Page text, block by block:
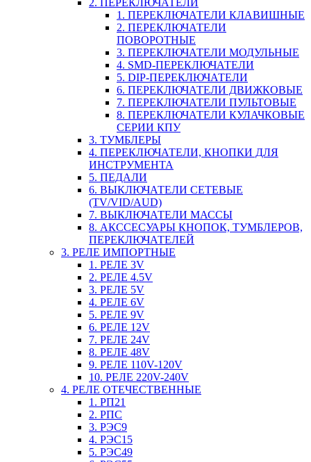
2. ПЕРЕКЛЮЧАТЕЛИ
1. ПЕРЕКЛЮЧАТЕЛИ КЛАВИШНЫЕ
2. ПЕРЕКЛЮЧАТЕЛИ
ПОВОРОТНЫЕ
3. ПЕРЕКЛЮЧАТЕЛИ МОДУЛЬНЫЕ
4. SMD-ПЕРЕКЛЮЧАТЕЛИ
5. DIP-ПЕРЕКЛЮЧАТЕЛИ
6. ПЕРЕКЛЮЧАТЕЛИ ДВИЖКОВЫЕ
7. ПЕРЕКЛЮЧАТЕЛИ ПУЛЬТОВЫЕ
8. ПЕРЕКЛЮЧАТЕЛИ КУЛАЧКОВЫЕ
СЕРИИ КПУ
3. ТУМБЛЕРЫ
4. ПЕРЕКЛЮЧАТЕЛИ, КНОПКИ ДЛЯ
ИНСТРУМЕНТА
5. ПЕДАЛИ
6. ВЫКЛЮЧАТЕЛИ СЕТЕВЫЕ
(TV/VID/AUD)
7. ВЫКЛЮЧАТЕЛИ МАССЫ
8. АКССЕСУАРЫ КНОПОК, ТУМБЛЕРОВ,
ПЕРЕКЛЮЧАТЕЛЕЙ
3. РЕЛЕ ИМПОРТНЫЕ
1. РЕЛЕ 3V
2. РЕЛЕ 4.5V
3. РЕЛЕ 5V
4. РЕЛЕ 6V
5. РЕЛЕ 9V
6. РЕЛЕ 12V
7. РЕЛЕ 24V
8. РЕЛЕ 48V
9. РЕЛЕ 110V-120V
10. РЕЛЕ 220V-240V
4. РЕЛЕ ОТЕЧЕСТВЕННЫЕ
1. РП21
2. РПС
3. РЭС9
4. РЭС15
5. РЭС49